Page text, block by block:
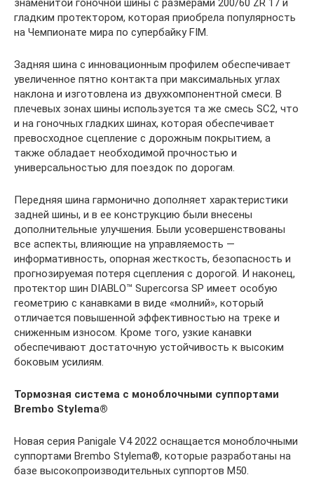
знаменитой гоночной шины с размерами 200/60 ZR 17 и
гладким протектором, которая приобрела популярность
на Чемпионате мира по супербайку FIM.
Задняя шина с инновационным профилем обеспечивает
увеличенное пятно контакта при максимальных углах
наклона и изготовлена из двухкомпонентной смеси. В
плечевых зонах шины используется та же смесь SC2, что
и на гоночных гладких шинах, которая обеспечивает
превосходное сцепление с дорожным покрытием, а
также обладает необходимой прочностью и
универсальностью для поездок по дорогам.
Передняя шина гармонично дополняет характеристики
задней шины, и в ее конструкцию были внесены
дополнительные улучшения. Были усовершенствованы
все аспекты, влияющие на управляемость —
информативность, опорная жесткость, безопасность и
прогнозируемая потеря сцепления с дорогой. И наконец,
протектор шин DIABLO™ Supercorsa SP имеет особую
геометрию с канавками в виде «молний», который
отличается повышенной эффективностью на треке и
сниженным износом. Кроме того, узкие канавки
обеспечивают достаточную устойчивость к высоким
боковым усилиям.
Тормозная система с моноблочными суппортами
Brembo Stylema®
Новая серия Panigale V4 2022 оснащается моноблочными
суппортами Brembo Stylema®, которые разработаны на
базе высокопроизводительных суппортов M50.